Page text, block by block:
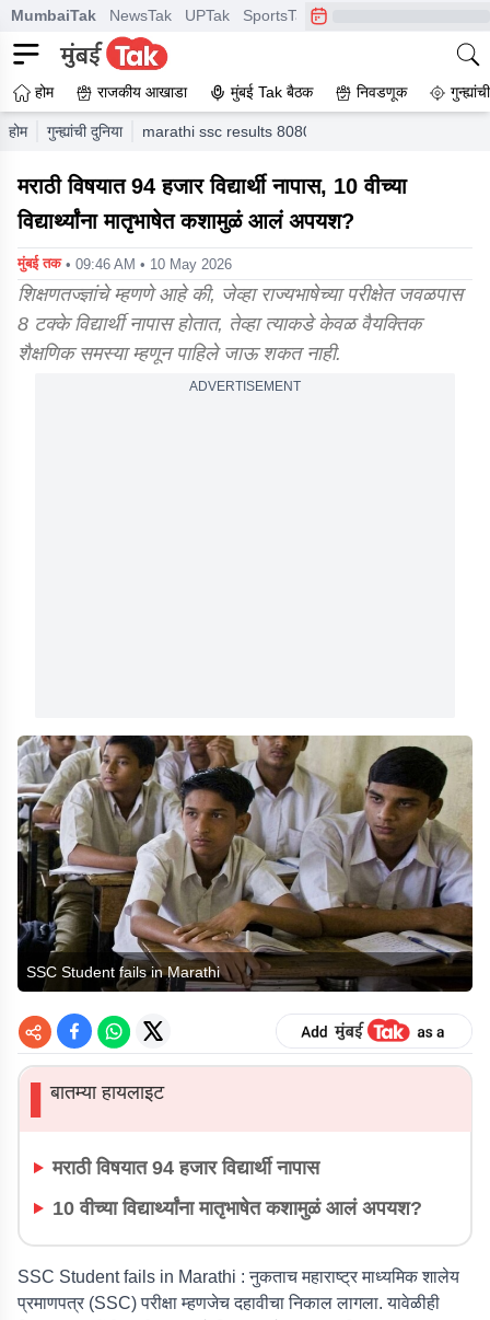
MumbaiTak NewsTak UPTak SportsTak CrimeTak
होम राजकीय आखाडा मुंबई Tak बैठक निवडणूक
होम गुन्ह्यांची दुनिया marathi ssc results 80803 fail first language
मराठी विषयात 94 हजार विद्यार्थी नापास, 10 वीच्या
विद्यार्थ्यांना मातृभाषेत कशामुळं आलं अपयश?
मुंबई तक • 09:46 AM • 10 May 2026
शिक्षणतज्ज्ञांचे म्हणणे आहे की, जेव्हा राज्यभाषेच्या परीक्षेत जवळपास
8 टक्के विद्यार्थी नापास होतात, तेव्हा त्याकडे केवळ वैयक्तिक
शैक्षणिक समस्या म्हणून पाहिले जाऊ शकत नाही.
ADVERTISEMENT
SSC Student fails in Marathi
▌बातम्या हायलाइट
मराठी विषयात 94 हजार विद्यार्थी नापास
10 वीच्या विद्यार्थ्यांना मातृभाषेत कशामुळं आलं अपयश?
SSC Student fails in Marathi : नुकताच महाराष्ट्र माध्यमिक शालेय
प्रमाणपत्र (SSC) परीक्षा म्हणजेच दहावीचा निकाल लागला. यावेळीही